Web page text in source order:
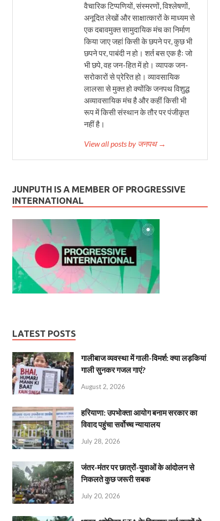
वैचारिक टिप्पणियों, संस्मरणों, विश्लेषणों,
अनूदित लेखों और साक्षात्कारों के माध्यम से
एक दबावमुक्त सामुदायिक मंच का निर्माण
किया जाए जहां किसी के छपने पर, कुछ भी
छपने पर, पाबंदी न हो। शर्त बस एक हैः जो
भी छपे, वह जन-हित में हो। व्यापक जन-
सरोकारों से प्रेरित हो। व्यावसायिक
लालसा से मुक्त हो क्योंकि जनपथ विशुद्ध
अव्यावसायिक मंच है और कहीं किसी भी
रूप में किसी संस्थान के तौर पर पंजीकृत
नहीं है।
View all posts by जनपथ →
JUNPUTH IS A MEMBER OF PROGRESSIVE
INTERNATIONAL
LATEST POSTS
गालीबाज व्‍यवस्‍था में गाली-विमर्श: क्या लड़कियां
गाली सुनकर गजल गाएं?
August 2, 2026
हरियाणा: उपभोक्ता आयोग बनाम सरकार का
विवाद पहुंचा सर्वोच्च न्यायालय
July 28, 2026
जंतर-मंतर पर छात्रों-युवाओं के आंदोलन से
निकलते कुछ जरूरी सबक
July 20, 2026